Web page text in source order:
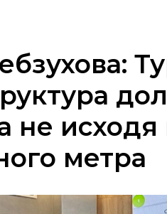
не
метра